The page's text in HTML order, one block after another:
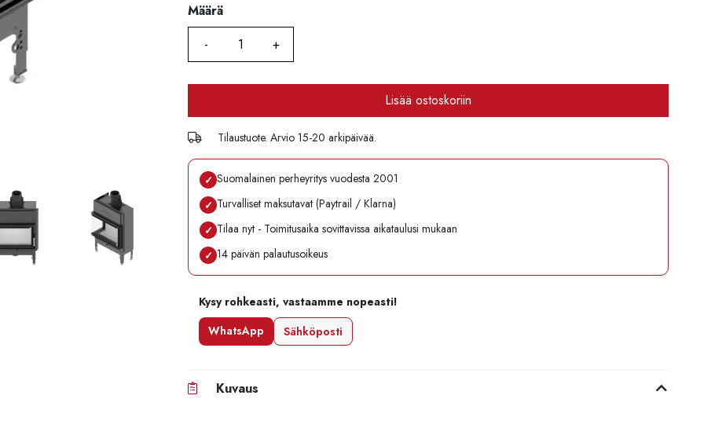
Määrä
Määrä
Lisää ostoskoriin
Tilaustuote. Arvio 15-20 arkipäivää.
✓ Suomalainen perheyritys vuodesta 2001
✓ Turvalliset maksutavat (Paytrail / Klarna)
✓ Tilaa nyt - Toimitusaika sovittavissa aikataulusi mukaan
✓ 14 päivän palautusoikeus
Kysy rohkeasti, vastaamme nopeasti!
WhatsApp
Sähköposti
Kuvaus